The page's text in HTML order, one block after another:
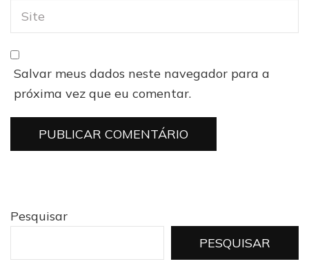
Salvar meus dados neste navegador para a
próxima vez que eu comentar.
Pesquisar
PESQUISAR